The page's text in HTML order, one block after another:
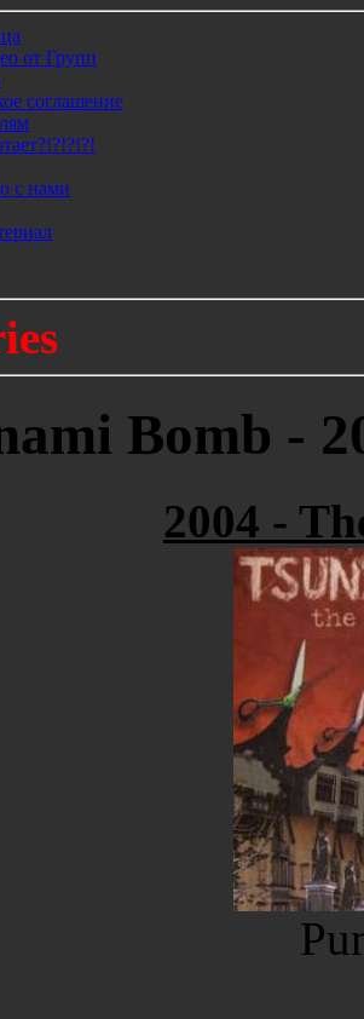
от Групп
соглашение
с нами
Bomb -
2004 -